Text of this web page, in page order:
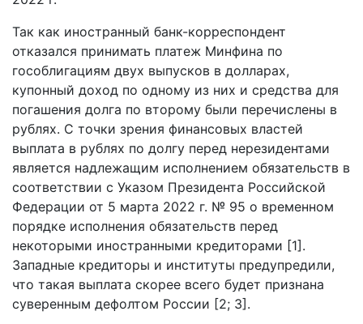
Так как иностранный банк-корреспондент
отказался принимать платеж Минфина по
гособлигациям двух выпусков в долларах,
купонный доход по одному из них и средства для
погашения долга по второму были перечислены в
рублях. С точки зрения финансовых властей
выплата в рублях по долгу перед нерезидентами
является надлежащим исполнением обязательств в
соответствии с Указом Президента Российской
Федерации от 5 марта 2022 г. № 95 о временном
порядке исполнения обязательств перед
некоторыми иностранными кредиторами [1].
Западные кредиторы и институты предупредили,
что такая выплата скорее всего будет признана
суверенным дефолтом России [2; 3].